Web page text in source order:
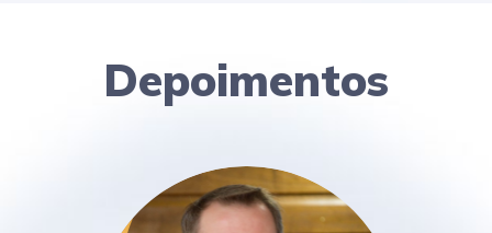
Depoimentos